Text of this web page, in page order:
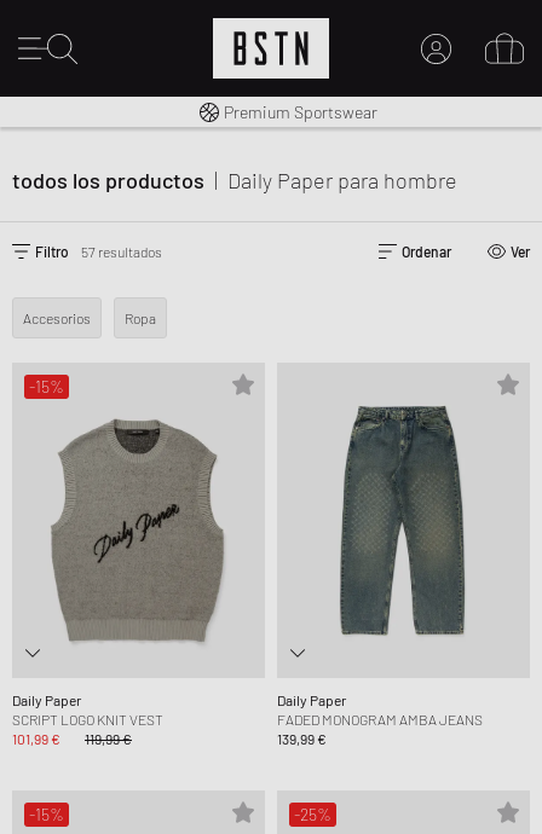
Envío gratuito a España desde € 100
Premium Sportswear
Derecho a la devolución en 14 días
todos los productos | Daily Paper para hombre
Filtro 57 resultados Ordenar Ver
Accesorios Ropa
-15%
Daily Paper
SCRIPT LOGO KNIT VEST
101,99 €
119,99 €
Daily Paper
FADED MONOGRAM AMBA JEANS
139,99 €
-15% -25%